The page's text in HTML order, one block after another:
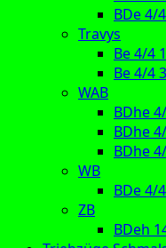
BDe 4/
Travys
Be 4/4
Be 4/4
WAB
BDhe
BDhe
BDhe
WB
BDe 4/4
ZB
BDeh